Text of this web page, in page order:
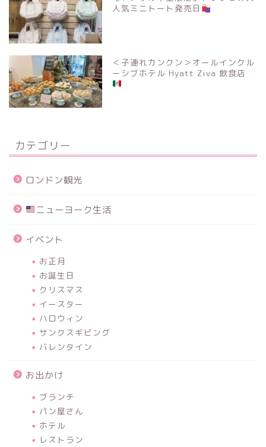
人気ミニトート発売日
＜子連れカンクン＞オールインクル
ーシブホテル Hyatt Ziva 飲食店
カテゴリー
ロンドン観光
ニューヨーク生活
イベント
お正月
お誕生日
クリスマス
イースター
ハロウィン
サンクスギビング
バレンタイン
お出かけ
ブランチ
パン屋さん
ホテル
レストラン